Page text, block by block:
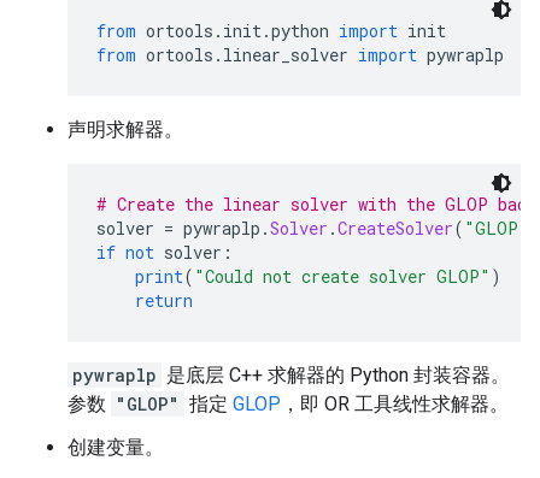
from ortools . init.python import init
from ortools . linear_solver import pywraplp
声明求解器。
# Create the linear solver with the GLOP
solver = pywraplp .Solver .CreateSolver( "GLOP"
if not solver :
print( "Could not create solver GLOP" )
return
pywraplp 是底层 C++ 求解器的 Python 封装容器。
参数 "GLOP" 指定 GLOP ，即 OR 工具线性求解器。
创建变量。